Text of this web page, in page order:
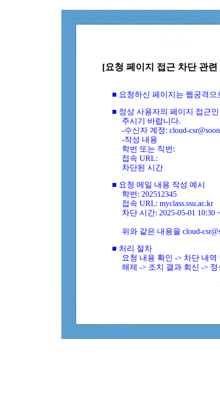
[요청 페이지 접근 차단 관
■ 요청하신 페이지는 웹공격
■ 정상 사용자의 페이지 접근
주시기 바랍니다.
-수신자 계정: cloud-
-작성 내용
학번 또는 직번:
접속 URL:
차단된 시간
■ 요청 메일 내용 작성 예시
학번: 202512345
접속 URL: myclass.ssu.ac.kr
차단 시간: 2025-05-01 10:30
위와 같은 내용을 cloud-
■ 처리 절차
요청 내용 확인 -> 차단 내
해제 -> 조치 결과 회신 ->